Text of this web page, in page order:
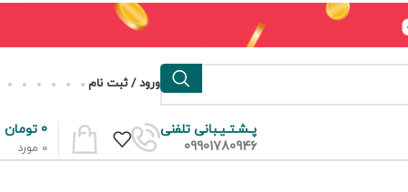
ورود / ثبت نام
پـشـتـیـبانی تلفنی
09901780946
0 مورد
0 تومان